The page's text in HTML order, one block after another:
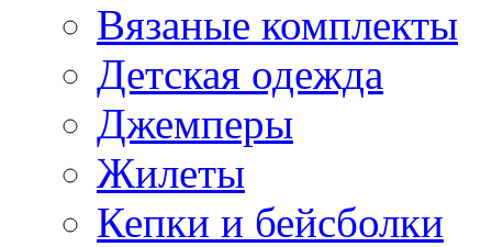
Вязаные комплекты
Детская одежда
Джемперы
Жилеты
Кепки и бейсболки